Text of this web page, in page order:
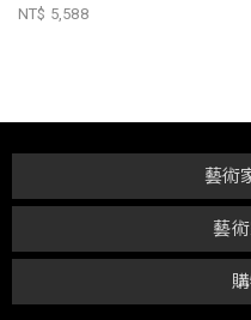
NT$ 5,588
藝
藝術